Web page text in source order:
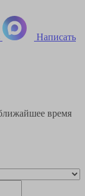
Написать
время